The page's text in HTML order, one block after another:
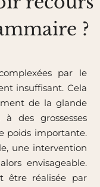
?
par le
insuffisant. Cela
de la glande
des grossesses
poids importante.
une intervention
envisageable.
être réalisée par